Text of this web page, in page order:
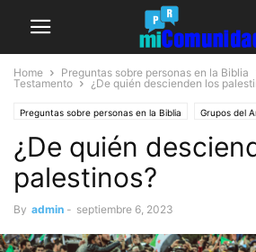
Home Preguntas sobre personas en la Biblia
Testamento
¿De quién descienden los
Preguntas sobre personas en la Biblia Grupos del
¿De quién
palestinos?
By admin - septiembre 6, 2023